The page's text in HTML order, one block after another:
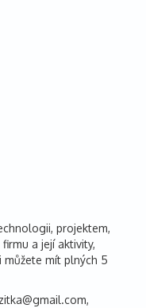
projektem,
a její aktivity,
mít plných 5